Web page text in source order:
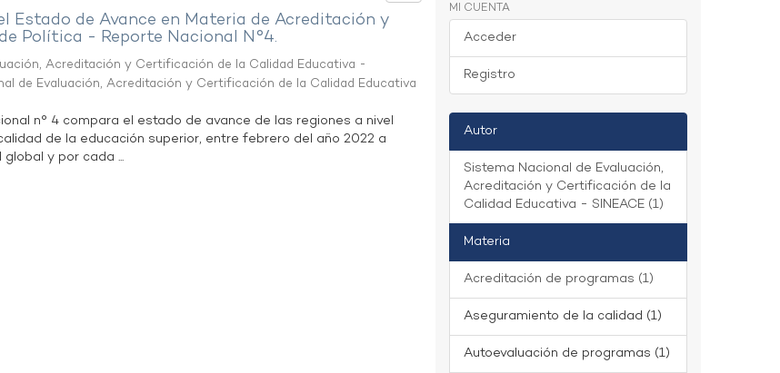
Estado de Avance en Materia de Acreditación y
Política - Reporte Nacional N°4.
Acreditación y Certificación de la Calidad Educativa -
de Evaluación, Acreditación y Certificación de la Calidad Educativa
n° 4 compara el estado de avance de las regiones a nivel
de la educación superior, entre febrero del año 2022 a
y por cada ...
MI CUENTA
Acceder
Registro
Autor
Sistema Nacional de Evaluación,
Acreditación y Certificación de la
Calidad Educativa - SINEACE (1)
Materia
Acreditación de programas (1)
Aseguramiento de la calidad (1)
Autoevaluación de programas (1)